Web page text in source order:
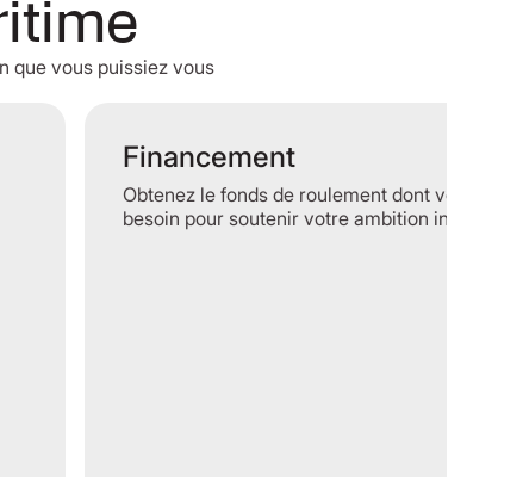
que vous puissiez vous
Financement
Obtenez le fonds de roulement dont vous avez
besoin pour soutenir votre ambition